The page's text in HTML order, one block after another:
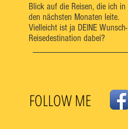
Blick auf die Reisen, die ich in
den nächsten Monaten leite.
Vielleicht ist ja DEINE Wunsch-
Reisedestination dabei?
FOLLOW ME